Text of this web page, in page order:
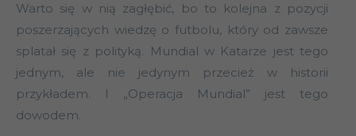
Warto się w nią zagłębić, bo to kolejna z pozycji
poszerzających wiedzę o futbolu, który od zawsze
splatał się z polityką. Mundial w Katarze jest tego
jednym, ale nie jedynym przecież w historii
przykładem. I „Operacja Mundial” jest tego
dowodem.